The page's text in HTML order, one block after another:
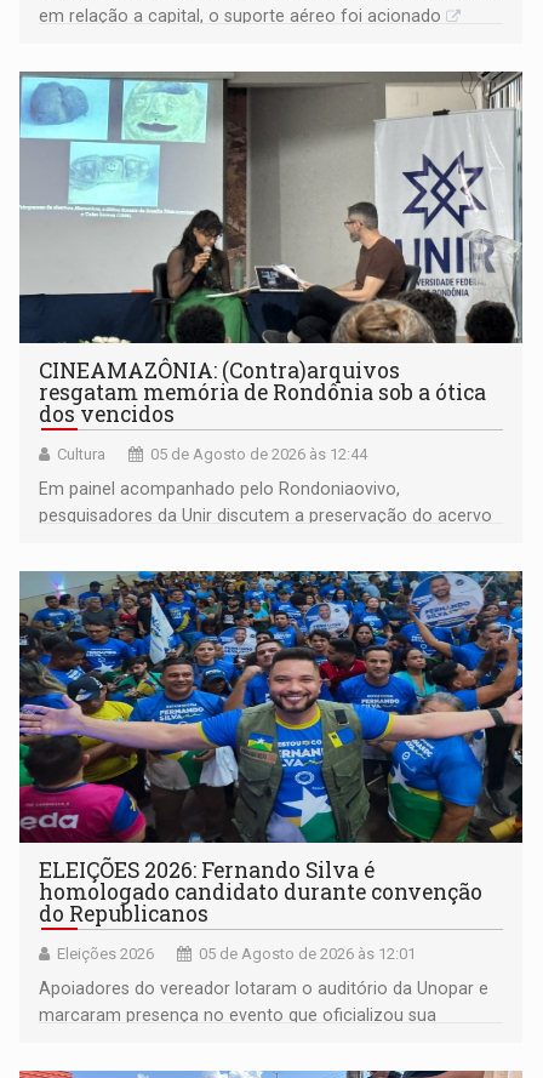
em relação a capital, o suporte aéreo foi acionado
CINEAMAZÔNIA: (Contra)arquivos
resgatam memória de Rondônia sob a ótica
dos vencidos
Cultura 05 de Agosto de 2026 às 12:44
Em painel acompanhado pelo Rondoniaovivo,
pesquisadores da Unir discutem a preservação do acervo
memória como bússola para o futuro
ELEIÇÕES 2026: Fernando Silva é
homologado candidato durante convenção
do Republicanos
Eleições 2026 05 de Agosto de 2026 às 12:01
Apoiadores do vereador lotaram o auditório da Unopar e
marcaram presença no evento que oficializou sua